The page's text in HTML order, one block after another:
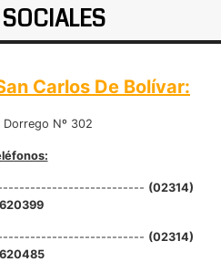
Carlos De Bolívar:
Dorrego Nº 302
(02314)
(02314)